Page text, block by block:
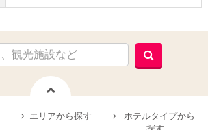
エリアから探す
ホテルタイプから